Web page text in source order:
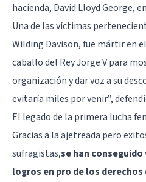
hacienda, David Lloyd George,
Una de las víctimas
Wilding Davison, fue mártir en
caballo del Rey Jorge V para
organización y dar voz a su
evitaría miles por venir”,
El legado de la primera lucha
Gracias a la ajetreada pero
sufragistas,se han
logros en pro de los derechos